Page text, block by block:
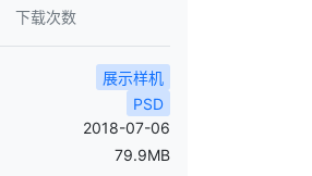
下载次数
展示样机
PSD
2018-07-06
79.9MB